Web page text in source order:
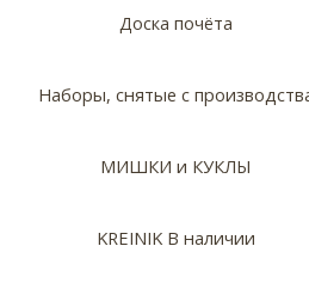
Доска почёта
Наборы, снятые с
МИШКИ и КУКЛЫ
KREINIK В наличии